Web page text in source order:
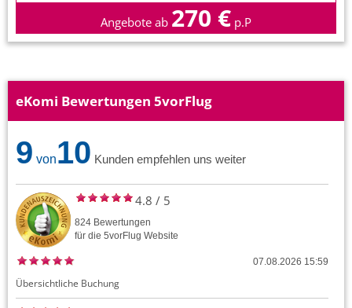
Angebote ab 270 € p.P
eKomi Bewertungen 5vorFlug
9 von10 Kunden empfehlen uns weiter
4.8 / 5
824 Bewertungen
für die 5vorFlug Website
07.08.2026 15:59
Übersichtliche Buchung